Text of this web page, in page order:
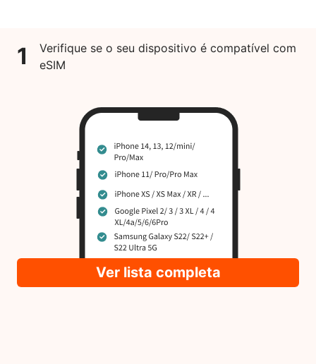
1
Verifique se o seu dispositivo é compatível com
eSIM
Ver lista completa